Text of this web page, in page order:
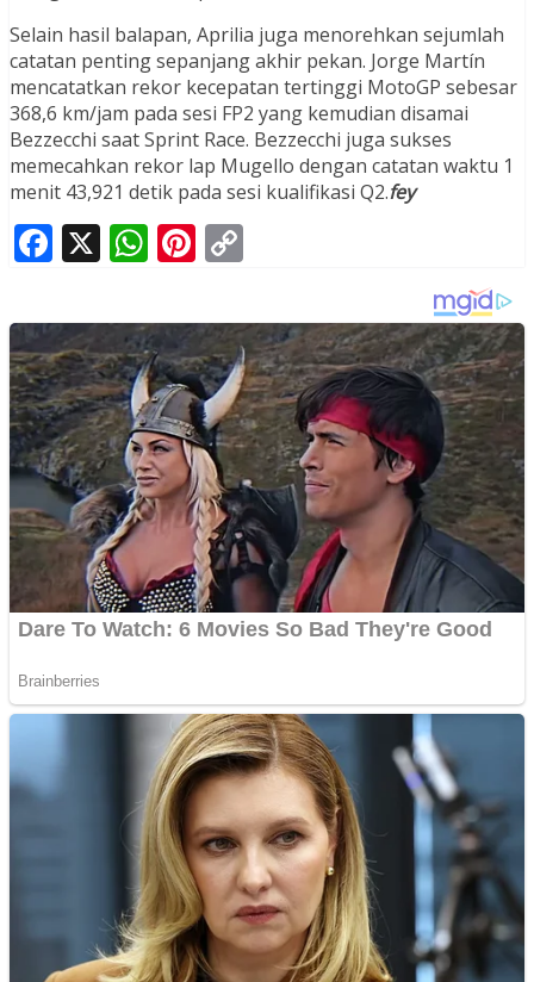
Selain hasil balapan, Aprilia juga menorehkan sejumlah
catatan penting sepanjang akhir pekan. Jorge Martín
mencatatkan rekor kecepatan tertinggi MotoGP sebesar
368,6 km/jam pada sesi FP2 yang kemudian disamai
Bezzecchi saat Sprint Race. Bezzecchi juga sukses
memecahkan rekor lap Mugello dengan catatan waktu 1
menit 43,921 detik pada sesi kualifikasi Q2.fey
Facebook
X WhatsApp
Pinterest